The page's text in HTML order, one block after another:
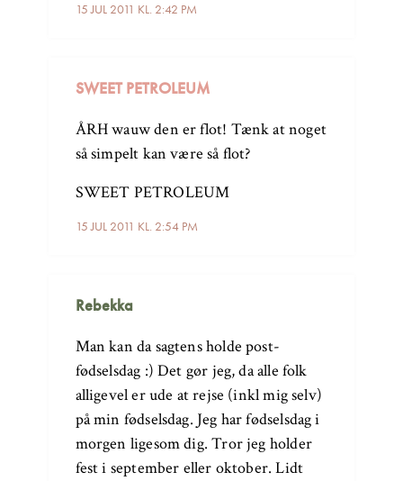
15 JUL 2011 KL. 2:42 PM
SWEET PETROLEUM
15 JUL 2011 KL. 2:54 PM
ÅRH wauw den er flot! Tænk at noget
så simpelt kan være så flot?
SWEET PETROLEUM
Rebekka
Man kan da sagtens holde post-
fødselsdag :) Det gør jeg, da alle folk
alligevel er ude at rejse (inkl mig selv)
på min fødselsdag. Jeg har fødselsdag i
morgen ligesom dig. Tror jeg holder
fest i september eller oktober. Lidt